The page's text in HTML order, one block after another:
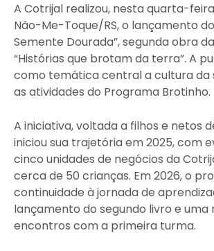
A Cotrijal realizou, nesta quarta-
Não-Me-Toque/RS, o lançamento
Semente Dourada”, segunda obra
“Histórias que brotam da terra”. A
como temática central a cultura da
as atividades do Programa Brotinho.
A iniciativa, voltada a filhos e netos
iniciou sua trajetória em 2025, com
cinco unidades de negócios da
cerca de 50 crianças. Em 2026, o
continuidade à jornada de
lançamento do segundo livro e uma
encontros com a primeira turma.